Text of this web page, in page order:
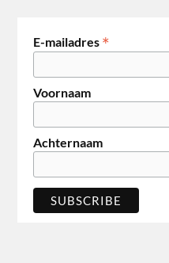
E-mailadres *
Voornaam
Achternaam